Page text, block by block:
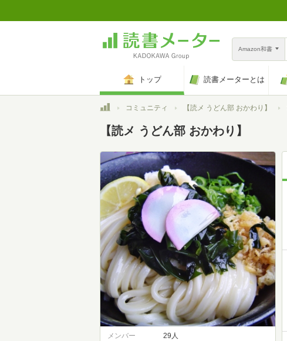
Amazon和書
トップ 読書メーターとは
トップコミュニティ 【読メ うどん部 おかわり】
【読メ うどん部 おかわり】
メンバー 29人